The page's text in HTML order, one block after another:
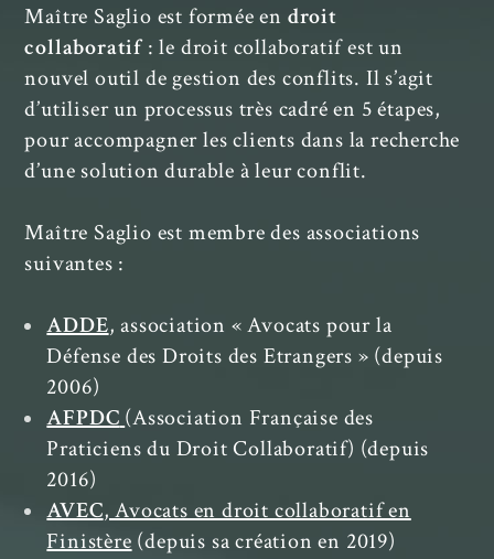
Maître Saglio est formée en droit
collaboratif: le droit collaboratif est un
nouvel outil de gestion des conflits. Il s’agit
d’utiliser un processus très cadré en 5 étapes,
pour accompagner les clients dans la recherche
d’une solution durable à leur conflit.
Maître Saglio est membre des associations
suivantes :
ADDE, association « Avocats pour la
Défense des Droits des Etrangers » (depuis
2006)
AFPDC (Association Française des
Praticiens du Droit Collaboratif) (depuis
2016)
AVEC, Avocats en droit collaboratif en
Finistère (depuis sa création en 2019)